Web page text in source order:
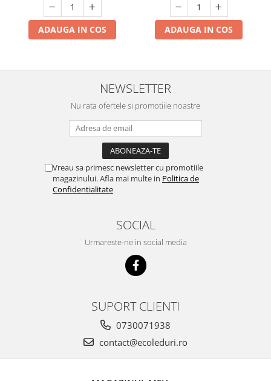
ADAUGA IN COS ADAUGA IN COS
NEWSLETTER
Nu rata ofertele si promotiile noastre
Vreau sa primesc newsletter cu promotiile
magazinului. Afla mai multe in Politica de
Confidentialitate
SOCIAL
Urmareste-ne in social media
SUPORT CLIENTI
0730071938
contact@ecoleduri.ro